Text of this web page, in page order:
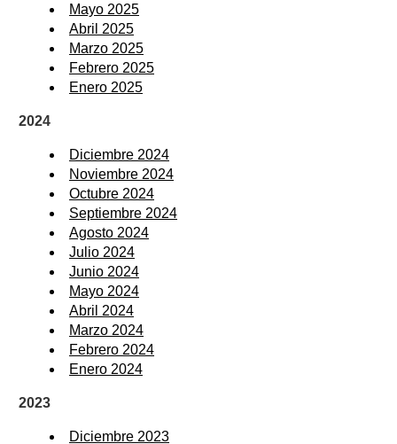
Mayo 2025
Abril 2025
Marzo 2025
Febrero 2025
Enero 2025
2024
Diciembre 2024
Noviembre 2024
Octubre 2024
Septiembre 2024
Agosto 2024
Julio 2024
Junio 2024
Mayo 2024
Abril 2024
Marzo 2024
Febrero 2024
Enero 2024
2023
Diciembre 2023